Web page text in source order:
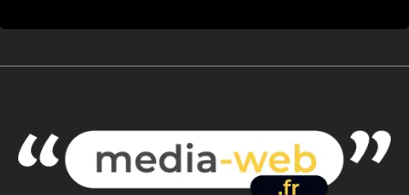
faire preuve de rigueur. -...
cotedamour-infos.fr
0 0 Twitter